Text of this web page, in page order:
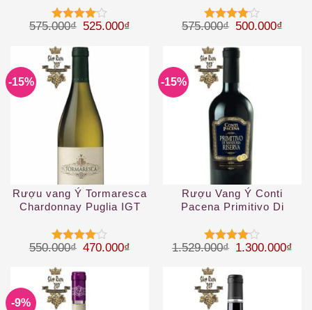
Được
45 sao
575.000₫ Giá gốc là: 575.000₫.
525.000₫ Giá hiện tại là: 525.000₫.
Được
45 sao
575.000₫ Giá gốc là:
500.000₫
-15%
Rượu vang Ý Tormaresca
Chardonnay Puglia IGT
Được
45 sao
550.000₫ Giá gốc là: 550.000₫.
470.000₫ Giá hiện tại là: 470.000₫.
-15%
Rượu Vang Ý Conti
Pacena Primitivo Di
Được
45 sao
1.529.000₫ Giá gốc là:
1.300.000₫
-9%